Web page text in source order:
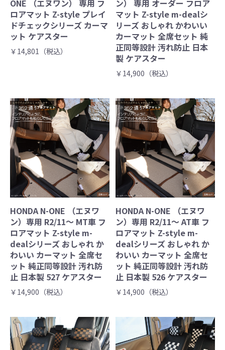
ONE （エヌワン） 専用 フ
ロアマット Z-style プレイ
ドチェックシリーズ カーマ
ット ケアスター
￥14,801（税込）
ン） 専用 オーダー フロア
マット Z-style m-dealシ
リーズ おしゃれ かわいい
カーマット 全席セット 純
正同等設計 汚れ防止 日本
製 ケアスター
￥14,900（税込）
HONDA N-ONE （エヌワ
ン）専用 R2/11～ MT車 フ
ロアマット Z-style m-
dealシリーズ おしゃれ か
わいい カーマット 全席セ
ット 純正同等設計 汚れ防
止 日本製 527 ケアスター
￥14,900（税込）
HONDA N-ONE （エヌワ
ン）専用 R2/11～ AT車 フ
ロアマット Z-style m-
dealシリーズ おしゃれ か
わいい カーマット 全席セ
ット 純正同等設計 汚れ防
止 日本製 526 ケアスター
￥14,900（税込）